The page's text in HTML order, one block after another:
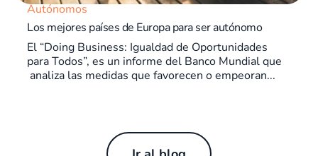
Autónomos
Los mejores países de Europa para ser autónomo
El “Doing Business: Igualdad de Oportunidades
para Todos”, es un informe del Banco Mundial que
analiza las medidas que favorecen o empeoran...